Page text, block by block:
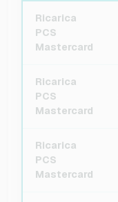
Ricarica
PCS
Mastercard
Ricarica
PCS
Mastercard
Ricarica
PCS
Mastercard